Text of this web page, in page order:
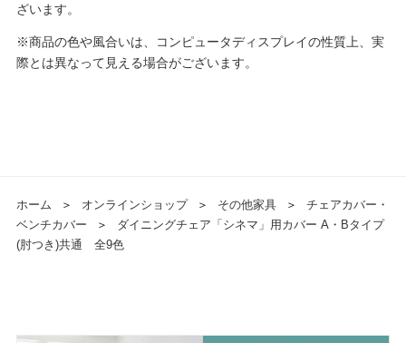
ざいます。
※商品の色や風合いは、コンピュータディスプレイの性質上、実
際とは異なって見える場合がございます。
ホーム ＞ オンラインショップ ＞ その他家具 ＞
チェアカバー・
ベンチカバー
＞
ダイニングチェア「シネマ」用カバー A・Bタイプ
(肘つき)共通 全9色